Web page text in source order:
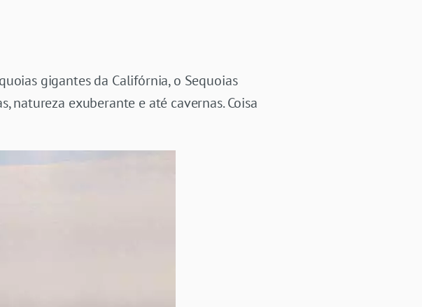
gigantes da Califórnia, o Sequoias
natureza exuberante e até cavernas. Coisa